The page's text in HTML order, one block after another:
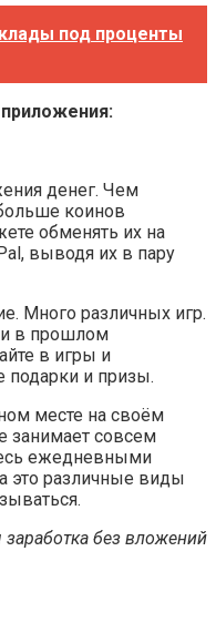
под проценты
денег. Чем
коинов
обменять их на
выводя их в пару
Много различных игр.
и в прошлом
в игры и
подарки и призы.
месте на своём
занимает совсем
ежедневными
это различные виды
без вложений